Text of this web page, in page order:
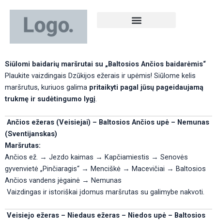
Siūlomi baidarių maršrutai su „Baltosios Ančios baidarėmis“
Plaukite vaizdingais Dzūkijos ežerais ir upėmis! Siūlome kelis
maršrutus, kuriuos galima pritaikyti pagal jūsų pageidaujamą
trukmę ir sudėtingumo lygį
Ančios ežeras (Veisiejai) – Baltosios Ančios upė – Nemunas
(Sventijanskas)
Maršrutas:
Ančios ež. → Jezdo kaimas → Kapčiamiestis → Senovės
gyvenvietė „Pinčiaragis“ → Menciškė → Macevičiai → Baltosios
Ančios vandens jėgainė → Nemunas
Vaizdingas ir istoriškai įdomus maršrutas su galimybe nakvoti.
Veisiejo ežeras – Niedaus ežeras – Niedos upė – Baltosios